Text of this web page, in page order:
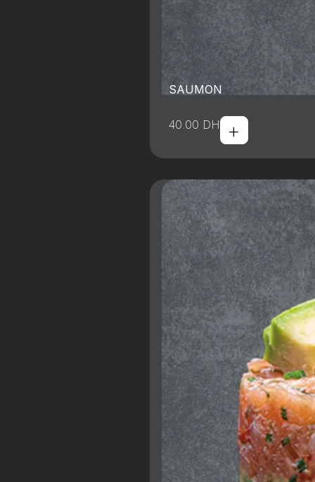
SAUMON
40.00 DH +